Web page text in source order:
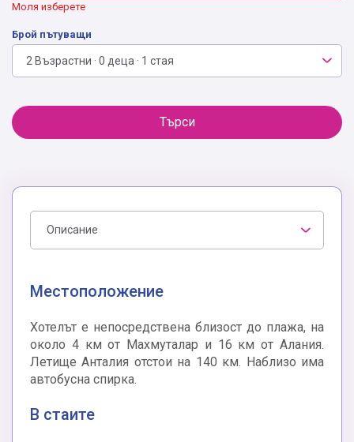
Моля изберете
Брой пътуващи
2 Възрастни · 0 деца · 1 стая
Търси
Описание
Местоположение
Хотелът е непосредствена близост до плажа, на
около 4 км от Махмуталар и 16 км от Алания.
Летище Анталия отстои на 140 км. Наблизо има
автобусна спирка.
В стаите